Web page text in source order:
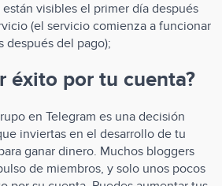
visibles el primer día después
(el servicio comienza a funcionar
después del pago);
éxito por tu cuenta?
en Telegram es una decisión
inviertas en el desarrollo de tu
ganar dinero. Muchos bloggers
de miembros, y solo unos pocos